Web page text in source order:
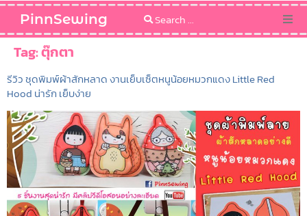
PinnSewing
Blog
Sewing Pattern
Tag:ตุ๊กตา
รีวิว ชุดพิมพ์ผ้าสักหลาด งานเย็บเซ็ตหนูน้อยหมวกแดง Little Red
Hood น่ารัก เย็บง่าย